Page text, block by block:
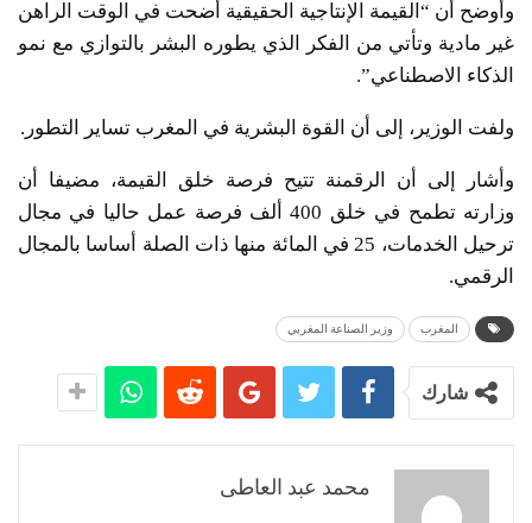
وأوضح أن “القيمة الإنتاجية الحقيقية أضحت في الوقت الراهن
غير مادية وتأتي من الفكر الذي يطوره البشر بالتوازي مع نمو
الذكاء الاصطناعي”.
ولفت الوزير، إلى أن القوة البشرية في المغرب تساير التطور.
وأشار إلى أن الرقمنة تتيح فرصة خلق القيمة، مضيفا أن
وزارته تطمح في خلق 400 ألف فرصة عمل حاليا في مجال
ترحيل الخدمات، 25 في المائة منها ذات الصلة أساسا بالمجال
الرقمي.
المغرب وزير الصناعة المغربي
شارك
محمد عبد العاطى